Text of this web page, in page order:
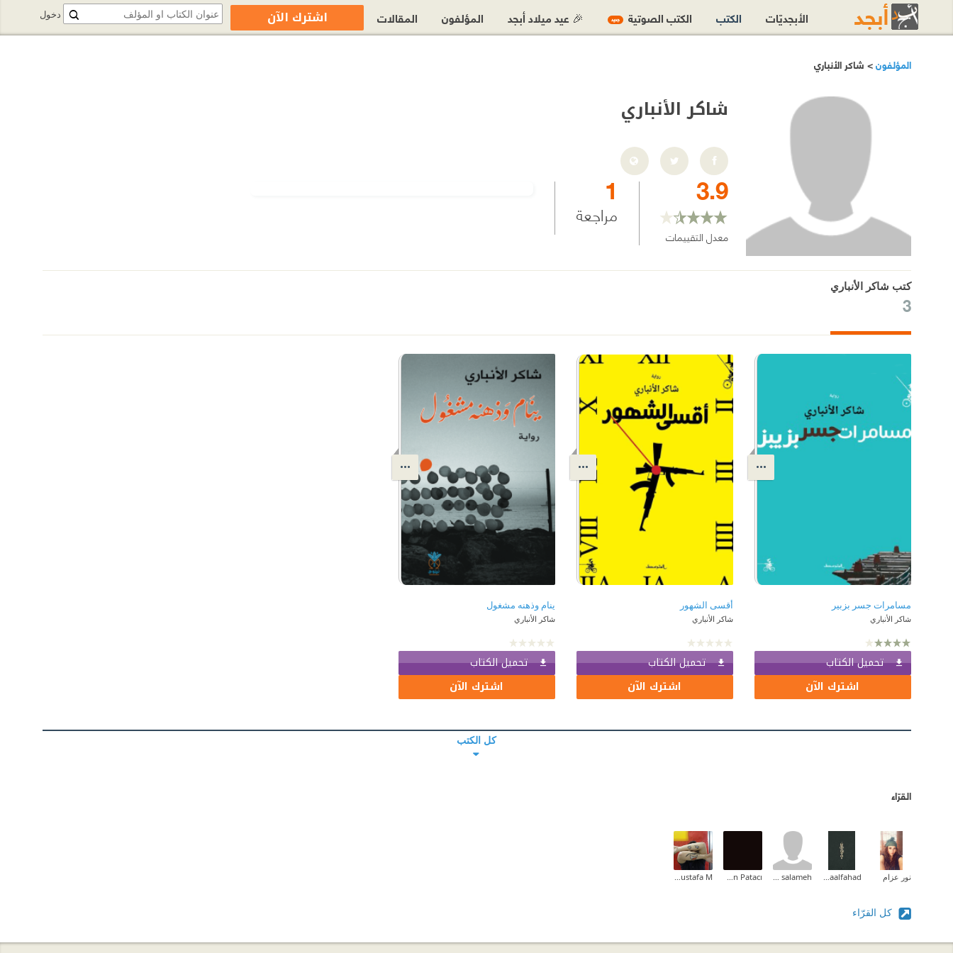
المؤلفون> شاكر الأنباري
شاكر الأنباري
3.9
معدل التقييمات
1
مراجعة
كتب شاكر الأنباري
3
مسامرات جسر بزبير
شاكر الأنباري
تحميل الكتاب
اشترك الآن
أقسى الشهور
شاكر الأنباري
تحميل الكتاب
اشترك الآن
ينام وذهنه مشغول
شاكر الأنباري
تحميل الكتاب
اشترك الآن
كل الكتب
القرّاء
نور عزام
كل القرّاء
دخول الأبجديّات الكتب الكتب الصوتية جديد 🎉 عيد ميلاد أبجد المؤلفون المقالات اشترك الآن